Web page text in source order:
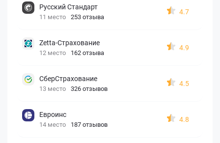
Русский Стандарт
11 место 253 отзыва
4.7
Zetta-Страхование
12 место 162 отзыва
4.9
СберСтрахование
13 место 326 отзывов
4.5
Евроинс
14 место 187 отзывов
4.8